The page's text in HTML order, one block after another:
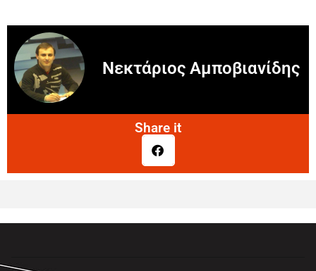
Νεκτάριος Αμποβιανίδης
Share it